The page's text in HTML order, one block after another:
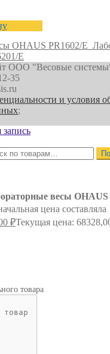
OHAUS PR1602/E
E
ООО "Весовые
35
и условия
;
весы OHAUS
цена составляла
₽Текущая цена:
товара